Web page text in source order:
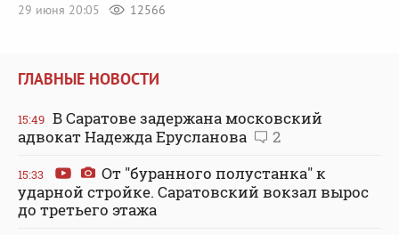
29 июня 20:05
12566
ГЛАВНЫЕ НОВОСТИ
15:49 В Саратове задержана московский
адвокат Надежда Ерусланова
2
15:33
От "буранного полустанка" к
ударной стройке. Саратовский вокзал вырос
до третьего этажа